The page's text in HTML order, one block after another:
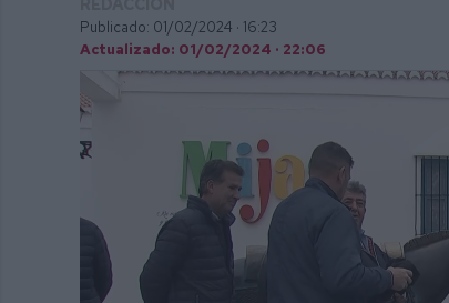
Publicado: 01/02/2024 · 16:23
Actualizado: 01/02/2024 · 22:06